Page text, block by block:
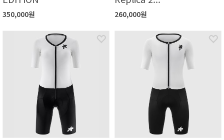
350,000원 260,000원